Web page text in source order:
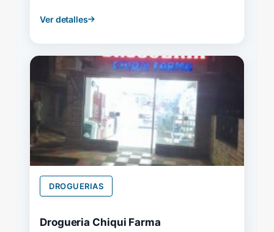
Ver detalles
DROGUERIAS
Drogueria Chiqui Farma